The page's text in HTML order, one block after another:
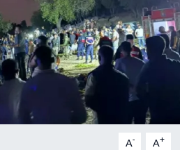
A- A+